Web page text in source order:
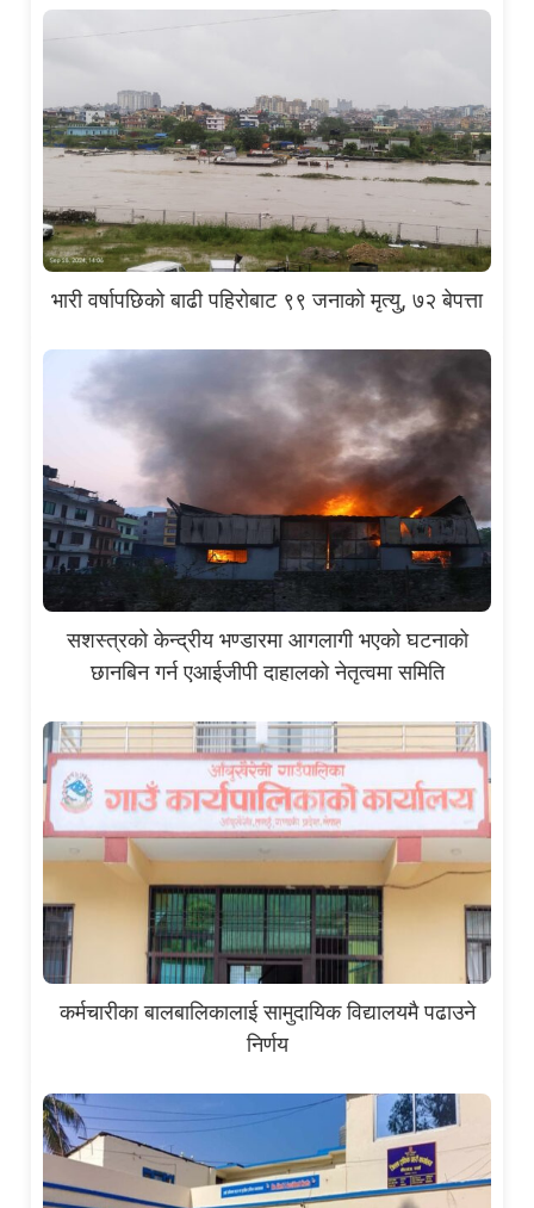
भारी वर्षापछिको बाढी पहिरोबाट ९९ जनाको मृत्यु, ७२ बेपत्ता
सशस्त्रको केन्द्रीय भण्डारमा आगलागी भएको घटनाको
छानबिन गर्न एआईजीपी दाहालको नेतृत्वमा समिति
कर्मचारीका बालबालिकालाई सामुदायिक विद्यालयमै पढाउने
निर्णय